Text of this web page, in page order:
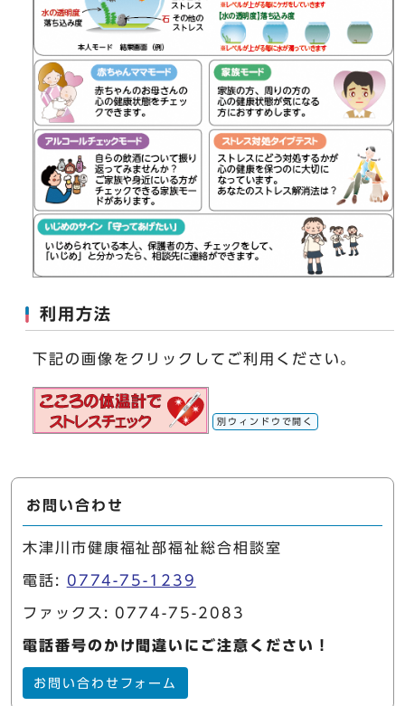
利用方法
下記の画像をクリックしてご利用ください。
別ウィンドウで開く
お問い合わせ
木津川市健康福祉部福祉総合相談室
電話: 0774-75-1239
ファックス: 0774-75-2083
電話番号のかけ間違いにご注意ください！
お問い合わせフォーム